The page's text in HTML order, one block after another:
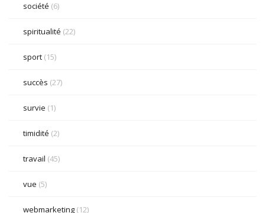
société (6)
spiritualité (22)
sport (15)
succès (27)
survie (1)
timidité (2)
travail (45)
vue (5)
webmarketing (12)